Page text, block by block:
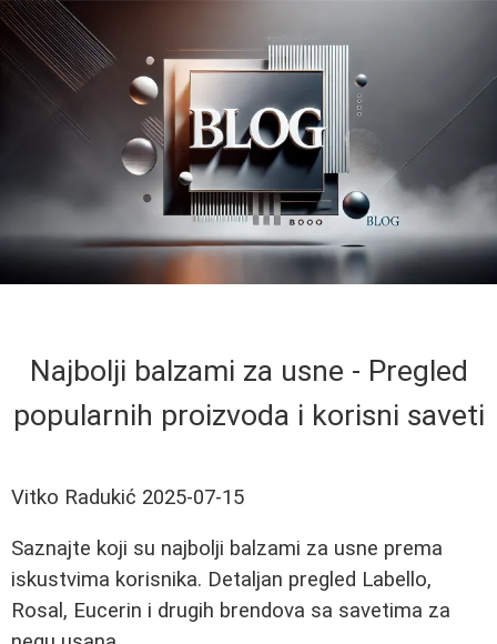
Najbolji balzami za usne - Pregled
popularnih proizvoda i korisni saveti
Vitko Radukić 2025-07-15
Saznajte koji su najbolji balzami za usne prema
iskustvima korisnika. Detaljan pregled Labello,
Rosal, Eucerin i drugih brendova sa savetima za